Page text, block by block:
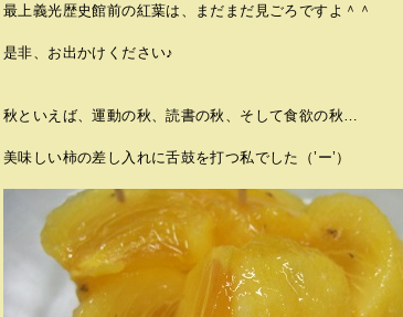
最上義光歴史館前の紅葉は、まだまだ見ごろですよ＾＾
是非、お出かけください♪
秋といえば、運動の秋、読書の秋、そして食欲の秋…
美味しい柿の差し入れに舌鼓を打つ私でした（’ー’）